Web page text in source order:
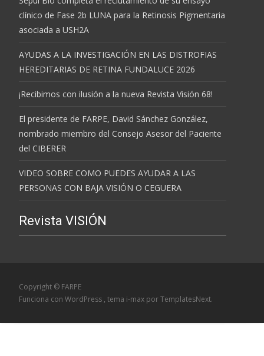
clínico de Fase 2b LUNA para la Retinosis Pigmentaria
asociada a USH2A
AYUDAS A LA INVESTIGACIÓN EN LAS DISTROFIAS
HEREDITARIAS DE RETINA FUNDALUCE 2026
¡Recibimos con ilusión a la nueva Revista Visión 68!
El presidente de FARPE, David Sánchez González,
nombrado miembro del Consejo Asesor del Paciente
del CIBERER
VIDEO SOBRE COMO PUEDES AYUDAR A LAS
PERSONAS CON BAJA VISIÓN O CEGUERA
Revista VISIÓN
Copyright © FARPE
Funciona con WordPress , tema i-max por TemplatesNext.